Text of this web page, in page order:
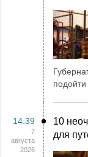
подойти
14:39
7
августа
2026
10
для